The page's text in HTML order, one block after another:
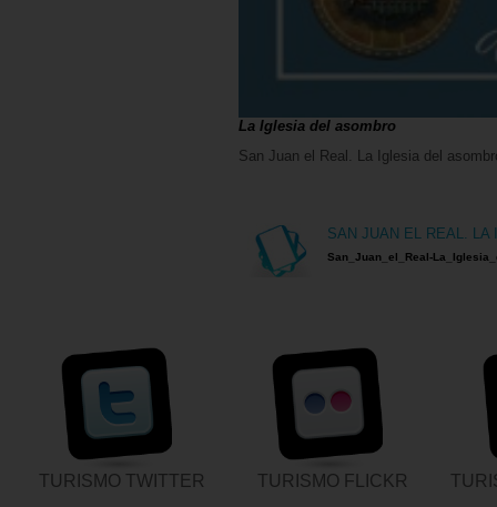
La Iglesia del asombro
San Juan el Real. La Iglesia del
SAN JUAN EL REAL. LA
San_Juan_el_Real-
TURISMO TWITTER TURISMO FLICKR